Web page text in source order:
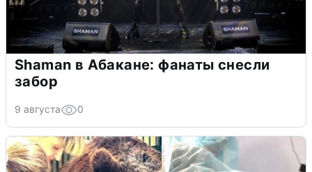
Shaman в Абакане: фанаты снесли
забор
9 августа 0